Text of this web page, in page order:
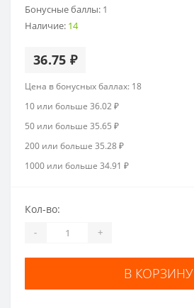
Бонусные баллы: 1
Наличие: 14
36.75 ₽
Цена в бонусных баллах: 18
10 или больше 36.02 ₽
50 или больше 35.65 ₽
200 или больше 35.28 ₽
1000 или больше 34.91 ₽
Кол-во:
- +
В КОРЗИНУ